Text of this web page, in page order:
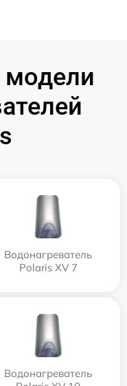
Водонагреватель
Polaris XV 7
Водонагреватель